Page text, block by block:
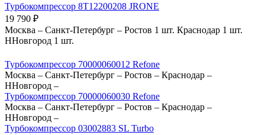
Турбокомпрессор 8T12200208 JRONE
19 790 ₽
Москва – Санкт-Петербург – Ростов 1 шт. Краснодар 1 шт.
ННовгород 1 шт.
Турбокомпрессор 70000060012 Refone
Москва – Санкт-Петербург – Ростов – Краснодар –
ННовгород –
Турбокомпрессор 70000060030 Refone
Москва – Санкт-Петербург – Ростов – Краснодар –
ННовгород –
Турбокомпрессор 03002883 SL Turbo